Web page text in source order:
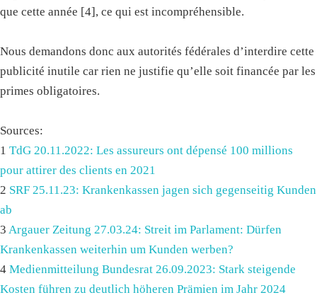
que cette année [4], ce qui est incompréhensible.
Nous demandons donc aux autorités fédérales d’interdire cette
publicité inutile car rien ne justifie qu’elle soit financée par les
primes obligatoires.
Sources:
1 TdG 20.11.2022: Les assureurs ont dépensé 100 millions
pour attirer des clients en 2021
2 SRF 25.11.23: Krankenkassen jagen sich gegenseitig Kunden
ab
3 Argauer Zeitung 27.03.24: Streit im Parlament: Dürfen
Krankenkassen weiterhin um Kunden werben?
4 Medienmitteilung Bundesrat 26.09.2023: Stark steigende
Kosten führen zu deutlich höheren Prämien im Jahr 2024